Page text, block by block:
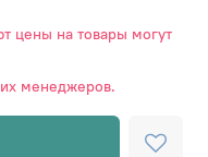
цены на товары могут
менеджеров.